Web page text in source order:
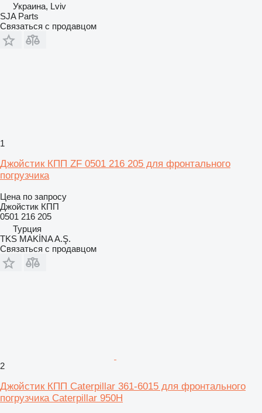
Украина, Lviv
SJA Parts
Связаться с продавцом
1
Джойстик КПП ZF 0501 216 205 для фронтального
погрузчика
Цена по запросу
Джойстик КПП
0501 216 205
Турция
TKS MAKİNA A.Ş.
Связаться с продавцом
2
Джойстик КПП Caterpillar 361-6015 для фронтального
погрузчика Caterpillar 950H